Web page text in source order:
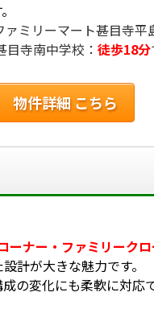
ァミリーマート甚目寺平
目寺南中学校： 徒歩18分
物件詳細 こちら
ーナー・ファミリーク
計が大きな魅力です。
の変化にも柔軟に対応